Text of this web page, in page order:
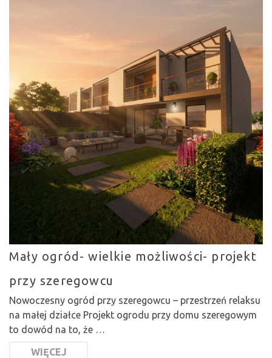
Mały ogród- wielkie możliwości- projekt
przy szeregowcu
Nowoczesny ogród przy szeregowcu – przestrzeń relaksu
na małej działce Projekt ogrodu przy domu szeregowym
to dowód na to, że …
WIĘCEJ